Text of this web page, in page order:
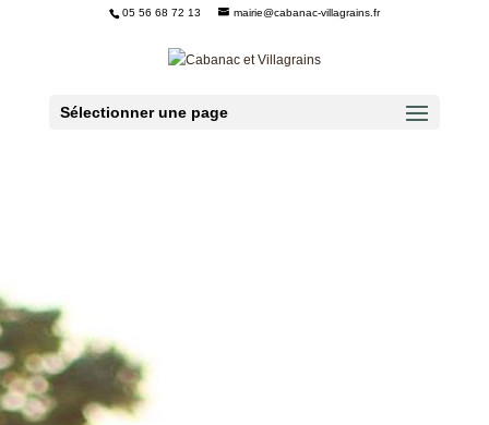
05 56 68 72 13 mairie@cabanac-villagrains.fr
Sélectionner une page